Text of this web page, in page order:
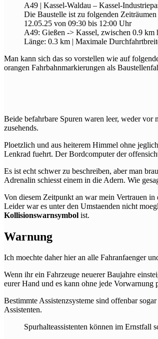
A49 | Kassel-Waldau – Kassel-
Die Baustelle ist zu folgenden
12.05.25 von 09:30 bis 12:00 Uhr
A49: Gießen -> Kassel, zwischen 0.9
Länge: 0.3 km | Maximale
Man kann sich das so vorstellen wie auf
orangen Fahrbahnmarkierungen als
Beide befahrbare Spuren waren leer, weder
zusehends.
Ploetzlich und aus heiterem Himmel ohne
Lenkrad fuehrt. Der Bordcomputer der
Es ist echt schwer zu beschreiben, aber man
Adrenalin schiesst einem in die Adern. Wie
Von diesem Zeitpunkt an war mein Vertrauen
Leider war es unter den Umstaenden nicht
Kollisionswarnsymbol ist.
Warnung
Ich moechte daher hier an alle Fahranfaenger
Wenn ihr ein Fahrzeuge neuerer Baujahre
eurer Hand und es kann ohne jede Vorwarnung
Bestimmte Assistenzsysteme sind offenbar
Assistenten.
Spurhalteassistenten können im Ernstfall